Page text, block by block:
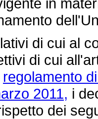
di cui al
di cui
regolamento
2011, i
dei